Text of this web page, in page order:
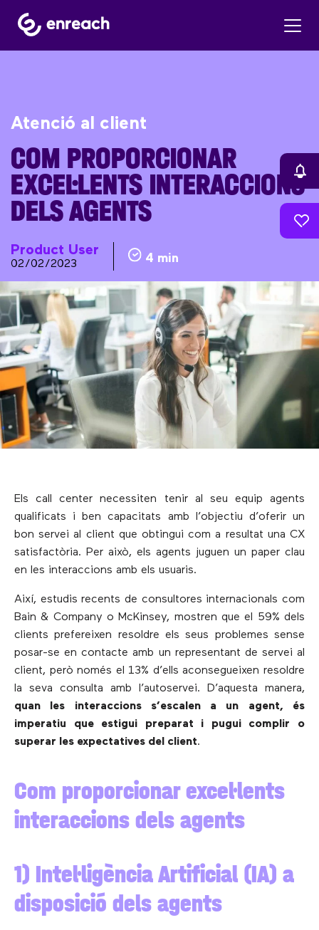
Atenció al client
COM PROPORCIONAR
EXCEL·LENTS INTERACCIONS
DELS AGENTS
Product User
02/02/2023 4 min
Els call center necessiten tenir al seu equip agents
qualificats i ben capacitats amb l’objectiu d’oferir un
bon servei al client que obtingui com a resultat una CX
satisfactòria. Per això, els agents juguen un paper clau
en les interaccions amb els usuaris.
Així, estudis recents de consultores internacionals com
Bain & Company o McKinsey, mostren que el 59% dels
clients prefereixen resoldre els seus problemes sense
posar-se en contacte amb un representant de servei al
client, però només el 13% d’ells aconsegueixen resoldre
la seva consulta amb l’autoservei. D’aquesta manera,
quan les interaccions s’escalen a un agent, és
imperatiu que estigui preparat i pugui complir o
superar les expectatives del client.
Com proporcionar excel·lents
interaccions dels agents
1) Intel·ligència Artificial (IA) a
disposició dels agents